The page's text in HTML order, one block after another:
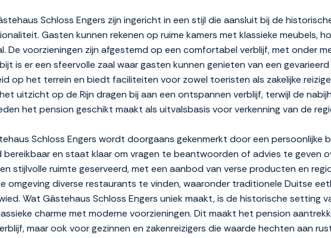
Schloss Engers zijn ingericht in een stijl die aansluit bij de
Gasten kunnen rekenen op ruime kamers met klassieke meubels,
De voorzieningen zijn afgestemd op een comfortabel verblijf, met onder
is er een sfeervolle zaal waar gasten kunnen genieten van een
op het terrein en biedt faciliteiten voor zowel toeristen als zakelijke
uitzicht op de Rijn dragen bij aan een ontspannen verblijf, terwijl de
het pension geschikt maakt als uitvalsbasis voor verkenning van de
Schloss Engers wordt doorgaans gekenmerkt door een persoonlijke
bereikbaar en staat klaar om vragen te beantwoorden of advies te geven
stijlvolle ruimte geserveerd, met een aanbod van verse producten en
omgeving diverse restaurants te vinden, waaronder traditionele Duitse
Wat Gästehaus Schloss Engers uniek maakt, is de historische setting
charme met moderne voorzieningen. Dit maakt het pension
maar ook voor gezinnen en zakenreizigers die waarde hechten aan